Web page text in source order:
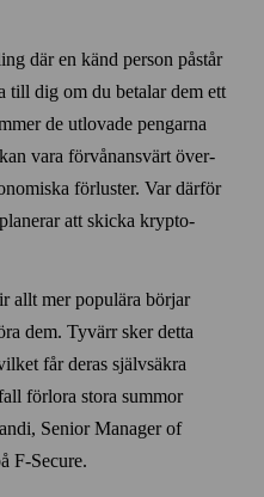
där en känd person påstår
till dig om du betalar dem ett
de utlovade pengarna
vara förvånansvärt över­
förluster. Var därför
att skicka krypto­
allt mer populära börjar
dem. Tyvärr sker detta
får deras själv­säkra
förlora stora summor
Senior Manager of
F‑Secure.